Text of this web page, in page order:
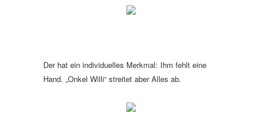
Der hat ein individuelles Merkmal: Ihm fehlt eine
Hand. „Onkel Willi“ streitet aber Alles ab.